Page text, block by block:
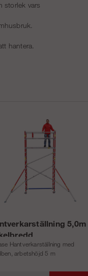
storlek vars
hantera.
5,0m
Hantverkarställning med
arbetshöjd 5 m